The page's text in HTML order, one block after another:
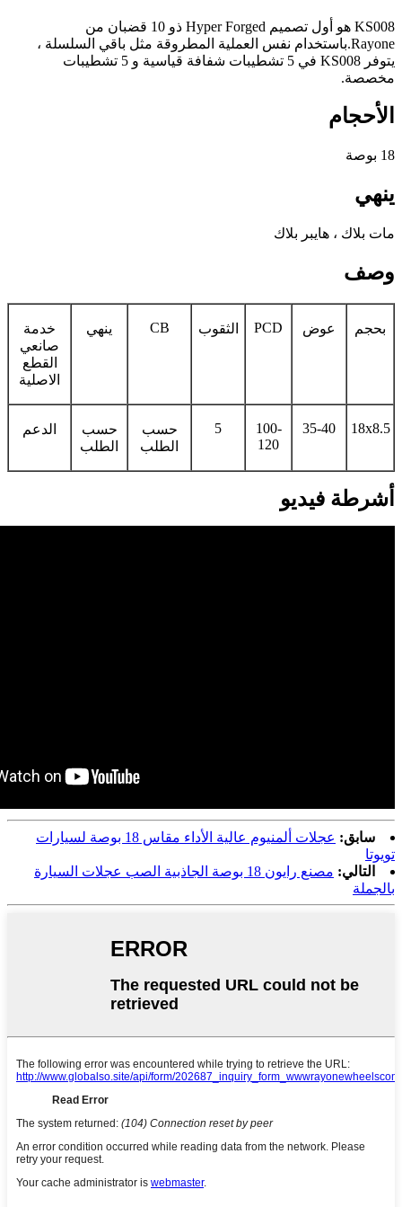
KS008 هو أول تصميم Hyper Forged ذو 10 قضبان من
Rayone.باستخدام نفس العملية المطروقة مثل باقي السلسلة ،
يتوفر KS008 في 5 تشطيبات شفافة قياسية و 5 تشطيبات
مخصصة.
الأحجام
18 بوصة
ينهي
مات بلاك ، هايبر بلاك
وصف
بحجم عوض PCD الثقوب CB ينهي
خدمة
صانعي
القطع
الاصلية
18x8.5
35-40
100-
120
5
حسب
الطلب
حسب
الطلب
الدعم
أشرطة فيديو
سابق:
عجلات ألمنيوم عالية الأداء مقاس 18 بوصة لسيارات
تويوتا
التالي:
مصنع رايون 18 بوصة الجاذبية الصب عجلات السيارة
بالجملة